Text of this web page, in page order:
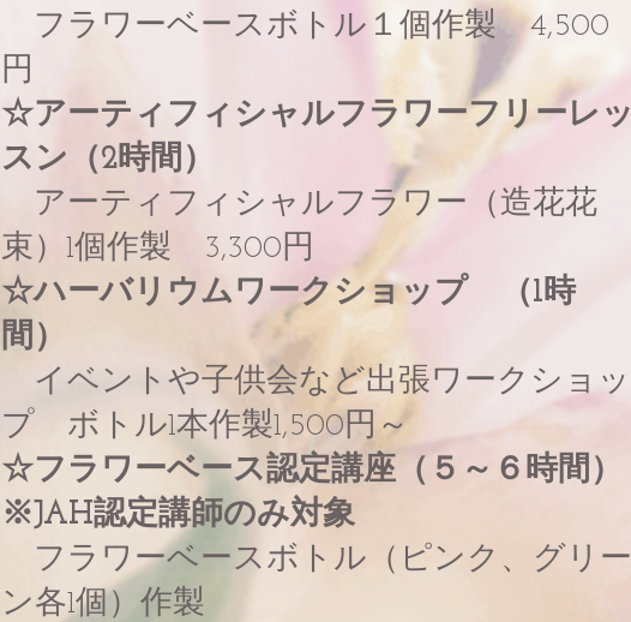
フラワーベースボトル１個作製 4,500
円
☆アーティフィシャルフラワーフリーレッ
スン（2時間）
アーティフィシャルフラワー（造花花
束）1個作製 3,300円
☆ハーバリウムワークショップ （1時
間）
イベントや子供会など出張ワークショッ
プ ボトル1本作製1,500円～
☆フラワーベース認定講座（５～６時間）
※JAH認定講師のみ対象
フラワーベースボトル（ピンク、グリー
ン各1個）作製